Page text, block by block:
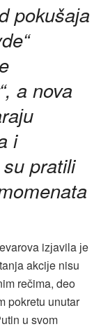
pokušaјa
a nova
i
su pratili
izјavila јe
akciјe nisu
rečima, deo
pokretu unutar
u svom